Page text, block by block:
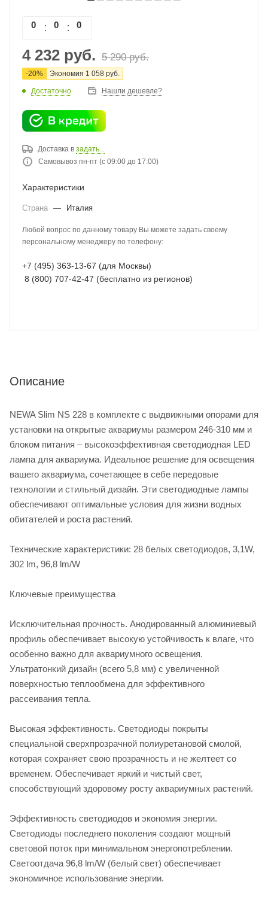
0 0 0
4 232 руб. 5 290руб.
-20% Экономия 1 058 руб.
Достаточно Нашли дешевле?
Доставка в задать...
Самовывоз пн-пт (с 09:00 до 17:00)
Характеристики
Страна — Италия
Любой вопрос по данному товару Вы можете задать своему
персональному менеджеру по телефону:
+7 (495) 363-13-67 (для Москвы)
8 (800) 707-42-47 (бесплатно из регионов)
Описание
NEWA Slim NS 228 в комплекте с выдвижными опорами для
установки на открытые аквариумы размером 246-310 мм и
блоком питания – высокоэффективная светодиодная LED
лампа для аквариума. Идеальное решение для освещения
вашего аквариума, сочетающее в себе передовые
технологии и стильный дизайн. Эти светодиодные лампы
обеспечивают оптимальные условия для жизни водных
обитателей и роста растений.
Технические характеристики: 28 белых светодиодов, 3,1W,
302 lm, 96,8 lm/W
Ключевые преимущества
Исключительная прочность. Анодированный алюминиевый
профиль обеспечивает высокую устойчивость к влаге, что
особенно важно для аквариумного освещения.
Ультратонкий дизайн (всего 5,8 мм) с увеличенной
поверхностью теплообмена для эффективного
рассеивания тепла.
Высокая эффективность. Светодиоды покрыты
специальной сверхпрозрачной полиуретановой смолой,
которая сохраняет свою прозрачность и не желтеет со
временем. Обеспечивает яркий и чистый свет,
способствующий здоровому росту аквариумных растений.
Эффективность светодиодов и экономия энергии.
Светодиоды последнего поколения создают мощный
световой поток при минимальном энергопотреблении.
Светоотдача 96,8 lm/W (белый свет) обеспечивает
экономичное использование энергии.